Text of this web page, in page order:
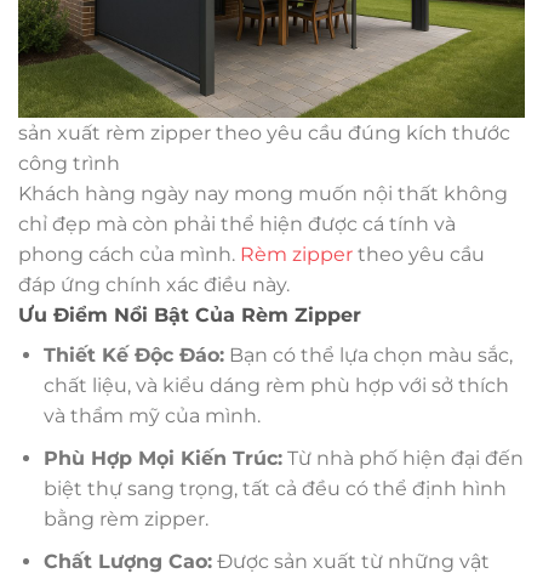
sản xuất rèm zipper theo yêu cầu đúng kích thước
công trình
Khách hàng ngày nay mong muốn nội thất không
chỉ đẹp mà còn phải thể hiện được cá tính và
phong cách của mình. Rèm zipper theo yêu cầu
đáp ứng chính xác điều này.
Ưu Điểm Nổi Bật Của Rèm Zipper
Thiết Kế Độc Đáo:Bạn có thể lựa chọn màu sắc,
chất liệu, và kiểu dáng rèm phù hợp với sở thích
và thẩm mỹ của mình.
Phù Hợp Mọi Kiến Trúc:Từ nhà phố hiện đại đến
biệt thự sang trọng, tất cả đều có thể định hình
bằng rèm zipper.
Chất Lượng Cao:Được sản xuất từ những vật